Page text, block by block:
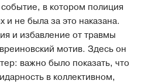
в котором полиция
и не была за это наказана.
и избавление от травмы
мотив. Здесь он
важно было показать, что
в коллективном,